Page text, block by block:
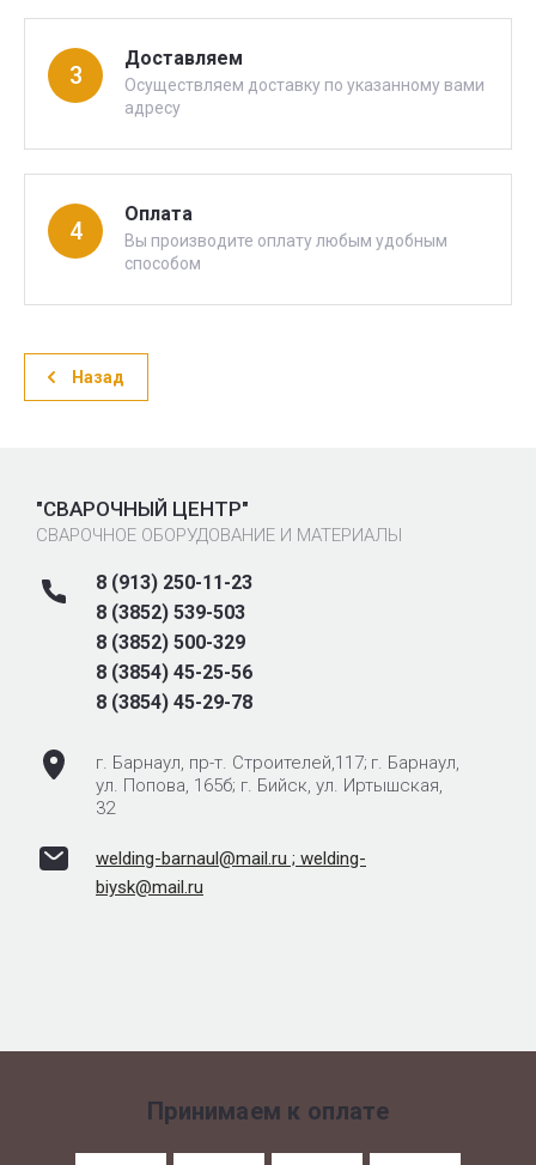
3
Доставляем
Осуществляем доставку по указанному вами
адресу
4
Оплата
Вы производите оплату любым удобным
способом
Назад
"СВАРОЧНЫЙ ЦЕНТР"
СВАРОЧНОЕ ОБОРУДОВАНИЕ И МАТЕРИАЛЫ
8 (913) 250-11-23
8 (3852) 539-503
8 (3852) 500-329
8 (3854) 45-25-56
8 (3854) 45-29-78
г. Барнаул, пр-т. Строителей,117; ‌‌‍‍г. Барнаул,
ул. Попова, 165б; г. Бийск, ул. Иртышская,
32
welding-barnaul@mail.ru ; welding-
biysk@mail.ru
Принимаем к оплате